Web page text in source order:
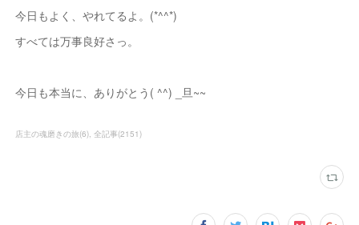
今日もよく、やれてるよ。(*^^*)
すべては万事良好さっ。
今日も本当に、ありがとう( ^^) _旦~~
店主の魂磨きの旅(6) 全記事(2151)